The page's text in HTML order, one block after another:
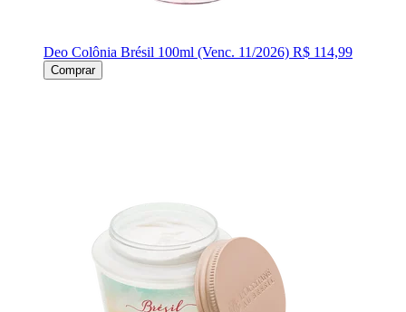
Deo Colônia Brésil 100ml (Venc. 11/2026) R$ 114,99
Comprar